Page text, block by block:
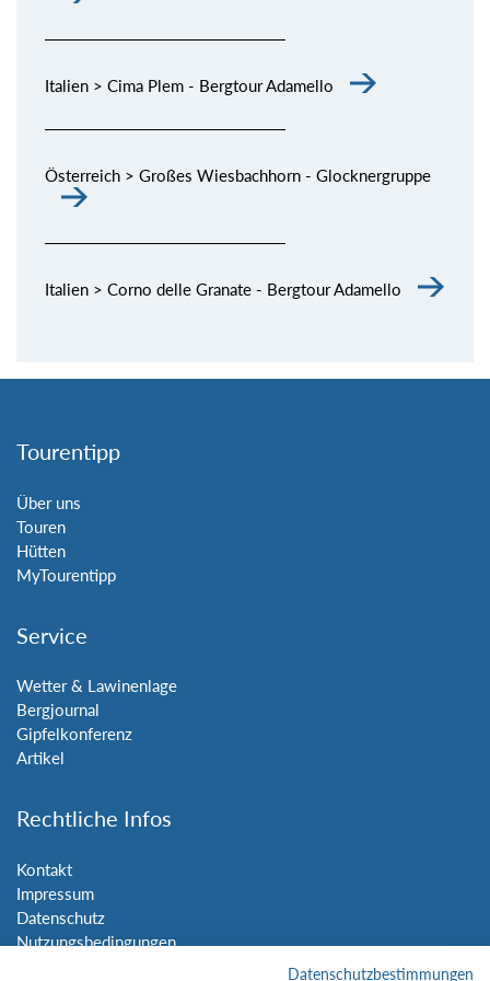
Italien > Cima Plem - Bergtour Adamello
Österreich > Großes Wiesbachhorn - Glocknergruppe
Italien > Corno delle Granate - Bergtour Adamello
Tourentipp
Über uns
Touren
Hütten
MyTourentipp
Service
Wetter & Lawinenlage
Bergjournal
Gipfelkonferenz
Artikel
Rechtliche Infos
Kontakt
Impressum
Datenschutz
Nutzungsbedingungen
Datenschutzbestimmungen